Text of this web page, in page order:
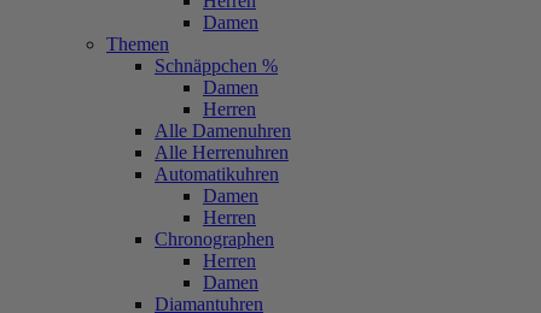
Damen
Themen
Schnäppchen %
Damen
Herren
Alle Damenuhren
Alle Herrenuhren
Automatikuhren
Damen
Herren
Chronographen
Herren
Damen
Diamantuhren